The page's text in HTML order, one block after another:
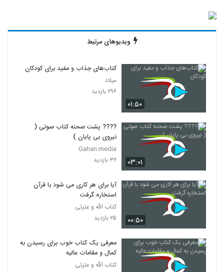
ویدیوهای مرتبط
۰۱:۵۰
کتاب‌های جذاب و مفید برای کودکان
میلاد
۲۹۶ بازدید
۰۳:۰۱
???? پشت صحنه کتاب صوتی (
نیروی بی پایان )
Gahan media
۳۲ بازدید
۰۰:۵۰
آیا برای هر کاری می شود با قرآن
استخاره گرفت
کتاب الله و عترتی
۲۵ بازدید
معرفی یک کتاب خوب برای رسیدن به
کمال و مقامات عالیه
کتاب الله و عترتی